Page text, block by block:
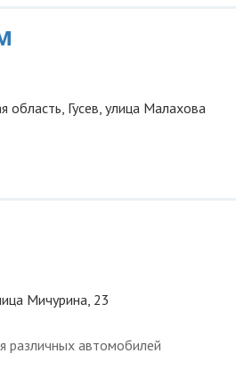
область, Гусев, улица Малахова
Мичурина, 23
различных автомобилей